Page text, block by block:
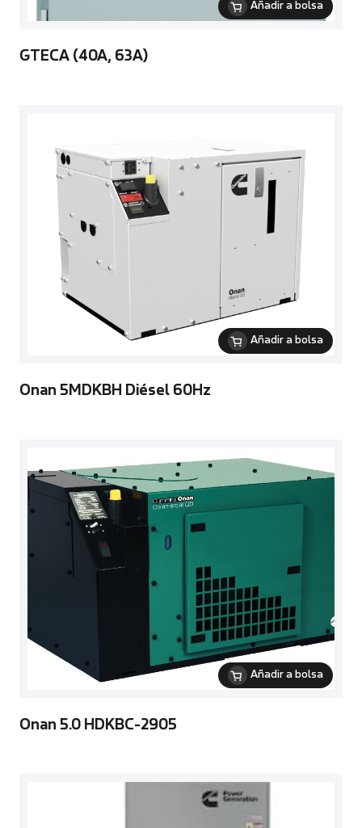
Añadir a bolsa
GTECA (40A, 63A)
Añadir a bolsa
Onan 5MDKBH Diésel 60Hz
Añadir a bolsa
Onan 5.0 HDKBC-2905